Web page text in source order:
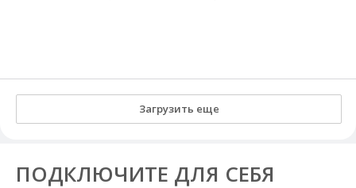
Загрузить еще
ПОДКЛЮЧИТЕ ДЛЯ СЕБЯ